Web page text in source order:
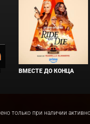
ВМЕСТЕ ДО КОНЦА
только при наличии